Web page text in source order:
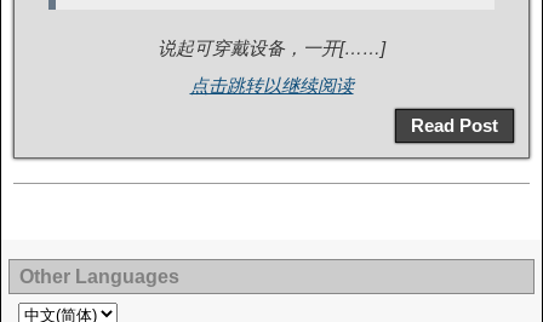
说起可穿戴设备，一开[……]
点击跳转以继续阅读
Read Post
Other Languages